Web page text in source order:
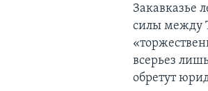
Закавказье
силы между
всерьез
обретут